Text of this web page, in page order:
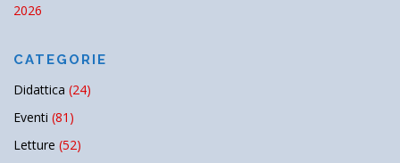
2026
CATEGORIE
Didattica (24)
Eventi (81)
Letture (52)